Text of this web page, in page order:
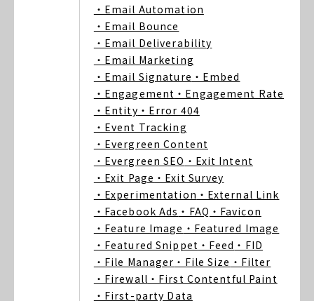
・Email Automation
・Email Bounce
・Email Deliverability
・Email Marketing
・Email Signature ・Embed
・Engagement ・Engagement Rate
・Entity ・Error 404
・Event Tracking
・Evergreen Content
・Evergreen SEO ・Exit Intent
・Exit Page ・Exit Survey
・Experimentation ・External Link
・Facebook Ads ・FAQ ・Favicon
・Feature Image ・Featured Image
・Featured Snippet ・Feed ・FID
・File Manager ・File Size ・Filter
・Firewall ・First Contentful Paint
・First-party Data